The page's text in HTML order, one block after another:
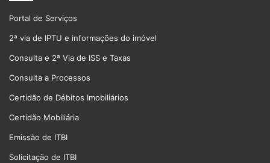
Portal de Serviços
2ª via de IPTU e informações do imóvel
Consulta e 2ª Via de ISS e Taxas
Consulta a Processos
Certidão de Débitos Imobiliários
Certidão Mobiliária
Emissão de ITBI
Solicitação de ITBI